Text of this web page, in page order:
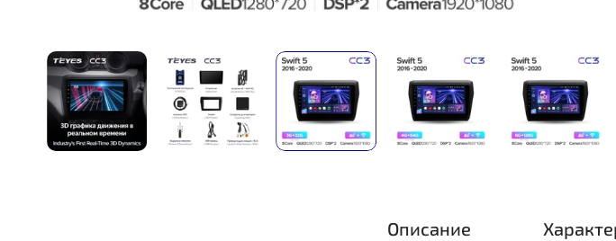
Описание